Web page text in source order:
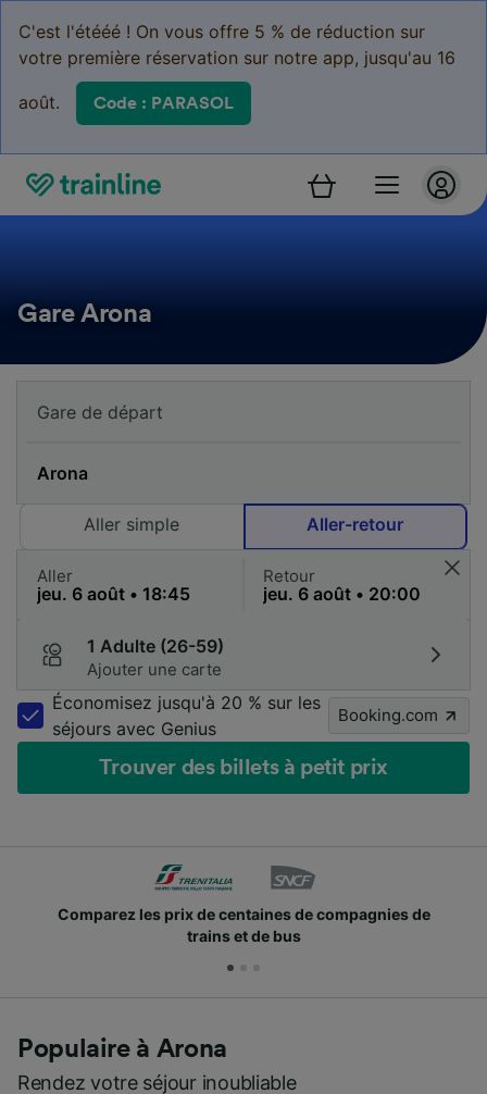
C'est l'étééé ! On vous offre 5 % de réduction sur
votre première réservation sur notre app, jusqu'au 16
août. Code : PARASOL
Gare Arona
Aller simple Aller-retour
Aller Retour
1 Adulte (26-59)
Ajouter une carte
Économisez jusqu'à 20 % sur les
séjours avec Genius
Booking.com
Trouver des billets à petit prix
Des millions de voyageurs nous utilisent chaque
Populaire à Arona
Rendez votre séjour inoubliable